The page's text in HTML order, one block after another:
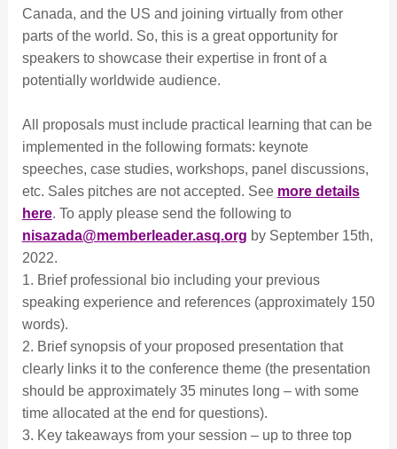
Canada, and the US and joining virtually from other
parts of the world. So, this is a great opportunity for
speakers to showcase their expertise in front of a
potentially worldwide audience.
All proposals must include practical learning that can be
implemented in the following formats: keynote
speeches, case studies, workshops, panel discussions,
etc. Sales pitches are not accepted. See more details
here. To apply please send the following to
nisazada@memberleader.asq.org by September 15th,
2022.
1. Brief professional bio including your previous
speaking experience and references (approximately 150
words).
2. Brief synopsis of your proposed presentation that
clearly links it to the conference theme (the presentation
should be approximately 35 minutes long – with some
time allocated at the end for questions).
3. Key takeaways from your session – up to three top